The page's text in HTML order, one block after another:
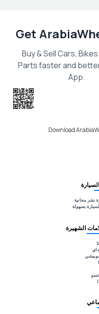
Get
Buy & Sell Cars,
Parts faster and
App.
Download
نشر مجانية
بسهولة
الشهيرة